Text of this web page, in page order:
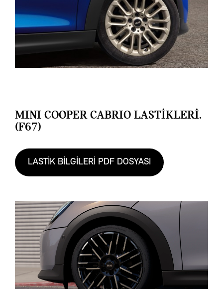
MINI COOPER CABRIO LASTİKLERİ.
(F67)
LASTİK BİLGİLERİ PDF DOSYASI